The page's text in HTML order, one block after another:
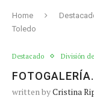
Home
Toledo
Destacado División
written byCristina